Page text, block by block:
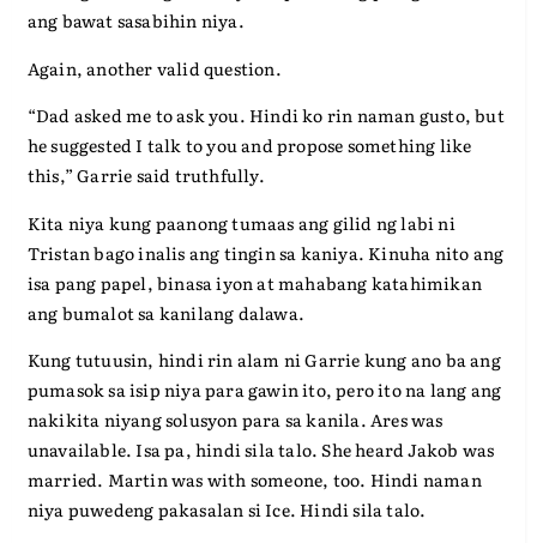
ang bawat sasabihin niya.
Again, another valid question.
“Dad asked me to ask you. Hindi ko rin naman gusto, but
he suggested I talk to you and propose something like
this,” Garrie said truthfully.
Kita niya kung paanong tumaas ang gilid ng labi ni
Tristan bago inalis ang tingin sa kaniya. Kinuha nito ang
isa pang papel, binasa iyon at mahabang katahimikan
ang bumalot sa kanilang dalawa.
Kung tutuusin, hindi rin alam ni Garrie kung ano ba ang
pumasok sa isip niya para gawin ito, pero ito na lang ang
nakikita niyang solusyon para sa kanila. Ares was
unavailable. Isa pa, hindi sila talo. She heard Jakob was
married. Martin was with someone, too. Hindi naman
niya puwedeng pakasalan si Ice. Hindi sila talo.